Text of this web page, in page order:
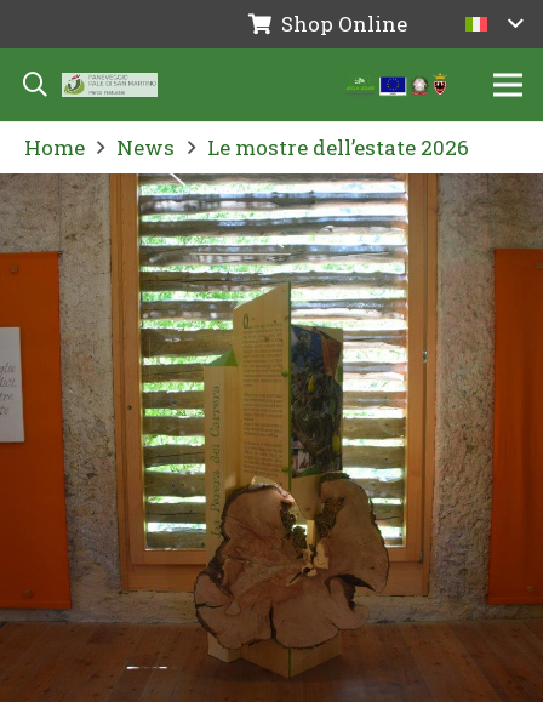
Shop Online
Home News Le mostre dell’estate 2026